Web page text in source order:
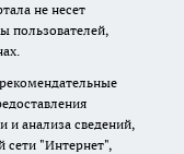
не несет
пользователей,
и анализа сведений,
сети "Интернет",